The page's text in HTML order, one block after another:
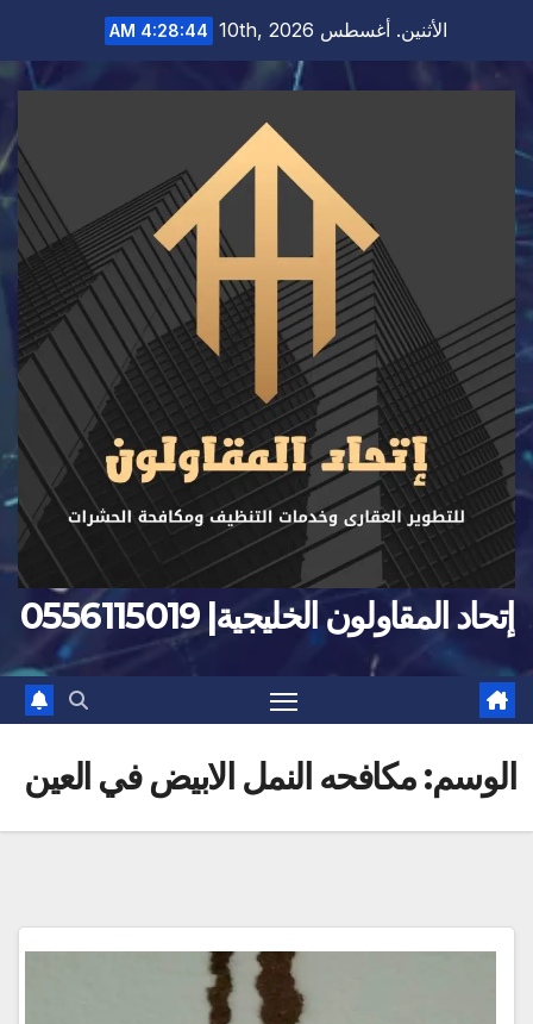
content
الأثنين. أغسطس 10th, 2026 4:28:45 AM
إتحاد المقاولون الخليجية| 0556115019
الوسم:مكافحه النمل الابيض في العين